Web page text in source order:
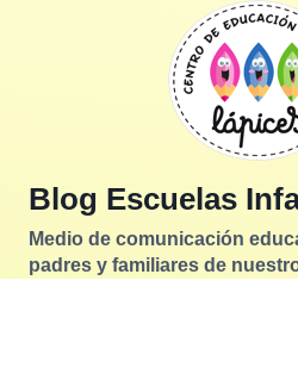
Blog Escuelas
Medio de comunicación
padres y familiares de